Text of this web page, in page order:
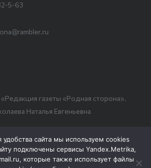
5-63
газеты «Родная сторона».
Наталья Евгеньевна
сайта мы используем cookies
подключены сервисы Yandex.Metrika,
которые также использует файлы